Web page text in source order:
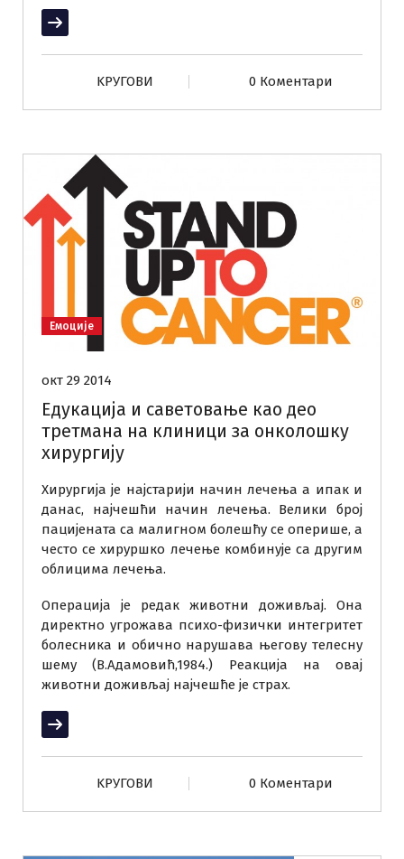
Прочитај више
KРУГОВИ 0 Коментари
Емоције
окт 29 2014
Едукација и саветовање као део
третмана на клиници за онколошку
хирургију
Хирургија је најстарији начин лечења а ипак и
данас, најчешћи начин лечења. Велики број
пацијената са малигном болешћу се оперише, а
често се хируршко лечење комбинује са другим
облицима лечења.
Операција је редак животни доживљај. Она
директно угрожава психо-физички интегритет
болесника и обично нарушава његову телесну
шему (В.Адамовић,1984.) Реакција на овај
животни доживљај најчешће је страх.
Прочитај више
KРУГОВИ 0 Коментари